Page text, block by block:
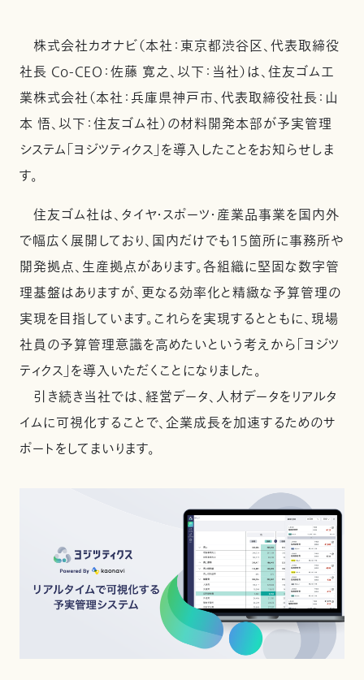
株式会社カオナビ（本社：東京都渋谷区、代表取締役
社長 Co-CEO：佐藤 寛之、以下：当社）は、住友ゴム工
業株式会社（本社：兵庫県神戸市、代表取締役社長：山
本 悟、以下：住友ゴム社）の材料開発本部が予実管理
システム「ヨジツティクス」を導入したことをお知らせしま
す。
住友ゴム社は、タイヤ・スポーツ・産業品事業を国内外
で幅広く展開しており、国内だけでも15箇所に事務所や
開発拠点、生産拠点があります。各組織に堅固な数字管
理基盤はありますが、更なる効率化と精緻な予算管理の
実現を目指しています。これらを実現するとともに、現場
社員の予算管理意識を高めたいという考えから「ヨジツ
ティクス」を導入いただくことになりました。
引き続き当社では、経営データ、人材データをリアルタ
イムに可視化することで、企業成長を加速するためのサ
ポートをしてまいります。